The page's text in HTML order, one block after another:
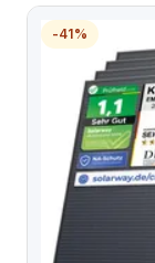
-41%